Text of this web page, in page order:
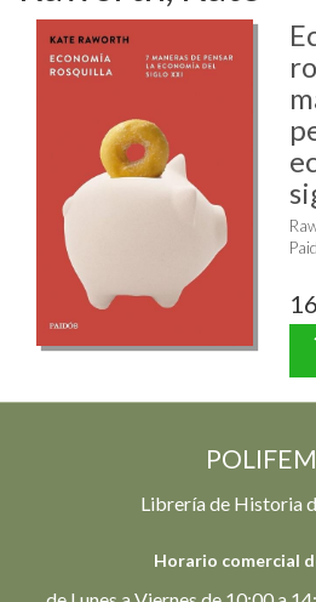
Librería de Historia
Horario comercial